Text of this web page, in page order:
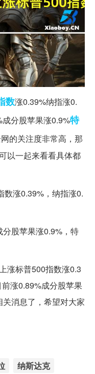
数涨0.39%纳指涨0.
分股苹果涨0.9%特
的关注度非常高，那
以一起来看看具体都
数涨0.39%，纳指涨0.
股苹果涨0.9%，特
涨标普500指数涨0.3
涨0.89%成分股苹果
消息了，希望对大家
纳斯达克